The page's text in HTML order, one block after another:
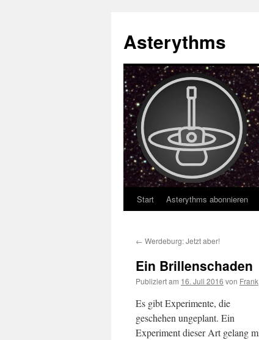
Asterythms
Zum
springen
Start Asterythms abonnieren
← Werdeburg: Jetzt aber!
Ein Brillenschaden
Publiziert am 16. Juli 2016 von Frank
Es gibt Experimente, die
geschehen ungeplant. Ein
Experiment dieser Art gelang